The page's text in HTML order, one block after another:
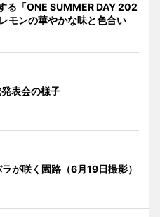
る「ONE SUMMER DAY 202
モンの華やかな味と色合い
表会の様子
が咲く園路（6月19日撮影）